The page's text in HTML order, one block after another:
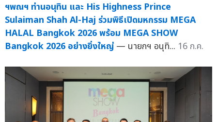
ฯพณฯ ท่านอนุทิน และ His Highness Prince
Sulaiman Shah Al-Haj ร่วมพิธีเปิดมหกรรม MEGA
HALAL Bangkok 2026 พร้อม MEGA SHOW
Bangkok 2026 อย่างยิ่งใหญ่ — นายกฯ อนุทิ... 16 ก.ค.